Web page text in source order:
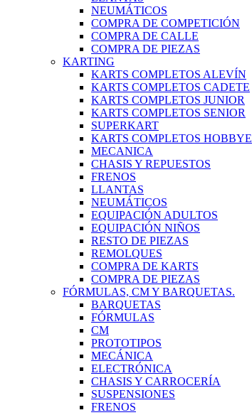
NEUMÁTICOS
COMPRA DE COMPETICIÓN
COMPRA DE CALLE
COMPRA DE PIEZAS
KARTING
KARTS COMPLETOS ALEVÍN
KARTS COMPLETOS CADETE
KARTS COMPLETOS JUNIOR
KARTS COMPLETOS SENIOR
SUPERKART
KARTS COMPLETOS HOBBYE
MECANICA
CHASIS Y REPUESTOS
FRENOS
LLANTAS
NEUMÁTICOS
EQUIPACIÓN ADULTOS
EQUIPACIÓN NIÑOS
RESTO DE PIEZAS
REMOLQUES
COMPRA DE KARTS
COMPRA DE PIEZAS
FÓRMULAS, CM Y BARQUETAS.
BARQUETAS
FÓRMULAS
CM
PROTOTIPOS
MECÁNICA
ELECTRÓNICA
CHASIS Y CARROCERÍA
SUSPENSIONES
FRENOS